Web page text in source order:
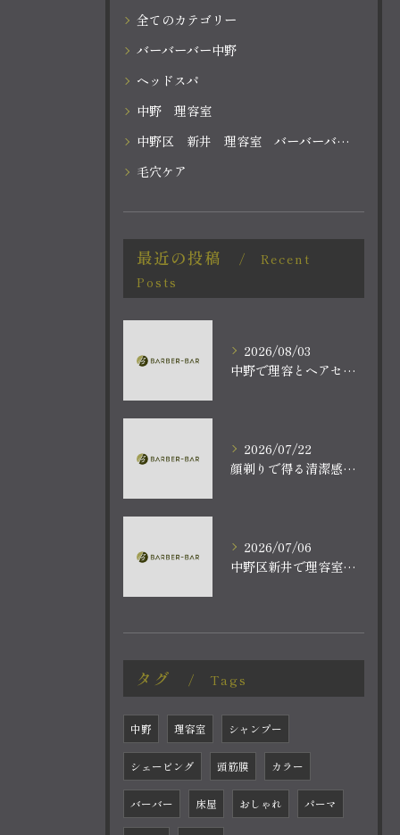
全てのカテゴリー
バーバーバー中野
ヘッドスパ
中野 理容室
中野区 新井 理容室 バーバーバー中野
毛穴ケア
最近の投稿
Recent
Posts
2026/08/03
中野で理容とヘアセットを探す方におすすめの賢い選び方と実店舗活用ガイド
2026/07/22
顔剃りで得る清潔感と爽快なリラクゼーション体験
2026/07/06
中野区新井で理容室体験顔の毛穴洗浄ケアとバーバーバー中野新井薬師前駅の魅力を深堀り
タグ Tags
中野 理容室 シャンプー
シェービング 頭筋膜 カラー
バーバー 床屋 おしゃれ パーマ